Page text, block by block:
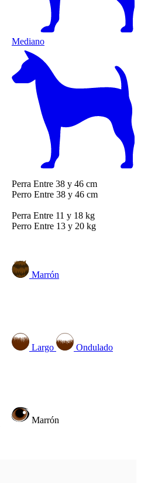
Mediano
Perra Entre 38 y 46 cm
Perro Entre 38 y 46 cm
Perra Entre 11 y 18 kg
Perro Entre 13 y 20 kg
Marrón
Largo Ondulado
Marrón